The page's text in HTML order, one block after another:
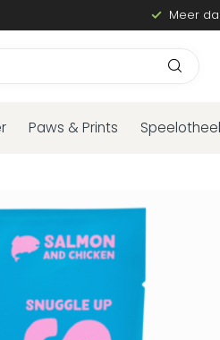
Meer
Paws & Prints